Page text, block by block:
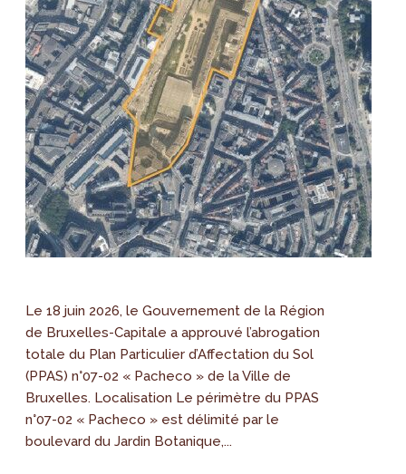
Le 18 juin 2026, le Gouvernement de la Région
de Bruxelles-Capitale a approuvé l’abrogation
totale du Plan Particulier d’Affectation du Sol
(PPAS) n°07-02 « Pacheco » de la Ville de
Bruxelles. Localisation Le périmètre du PPAS
n°07-02 « Pacheco » est délimité par le
boulevard du Jardin Botanique,...